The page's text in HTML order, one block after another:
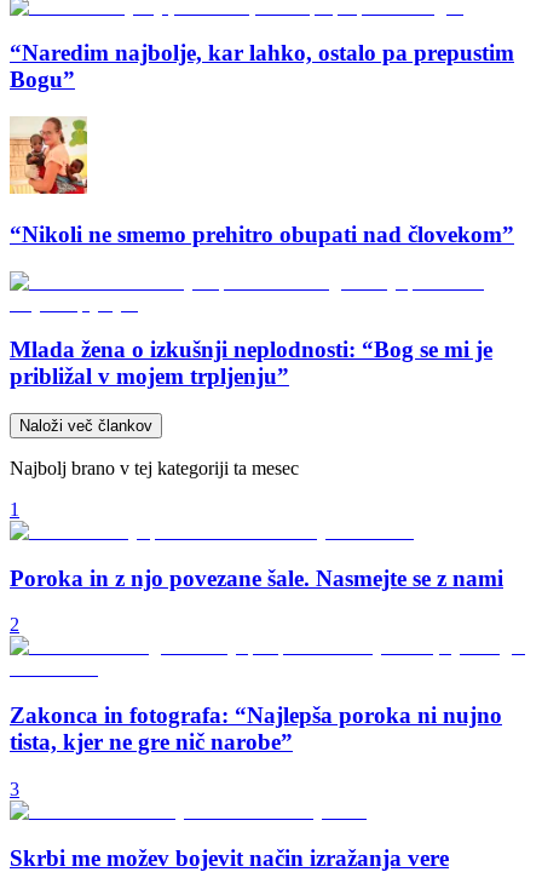
“Naredim najbolje, kar lahko, ostalo pa prepustim
Bogu”
“Nikoli ne smemo prehitro obupati nad človekom”
Mlada žena o izkušnji neplodnosti: “Bog se mi je
približal v mojem trpljenju”
Naloži več člankov
Najbolj brano v tej kategoriji ta mesec
1
Poroka in z njo povezane šale. Nasmejte se z nami
2
Zakonca in fotografa: “Najlepša poroka ni nujno
tista, kjer ne gre nič narobe”
3
Skrbi me možev bojevit način izražanja vere